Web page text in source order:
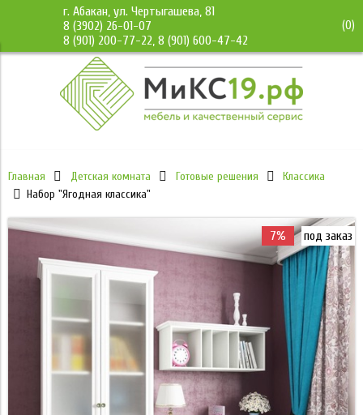
г. Абакан, ул. Чертыгашева, 81
8 (3902) 26-01-07
8 (901) 200-77-22, 8 (901) 600-47-42
(0)
Главная Детская комната Готовые решения
Классика
Набор "Ягодная классика"
7% под заказ